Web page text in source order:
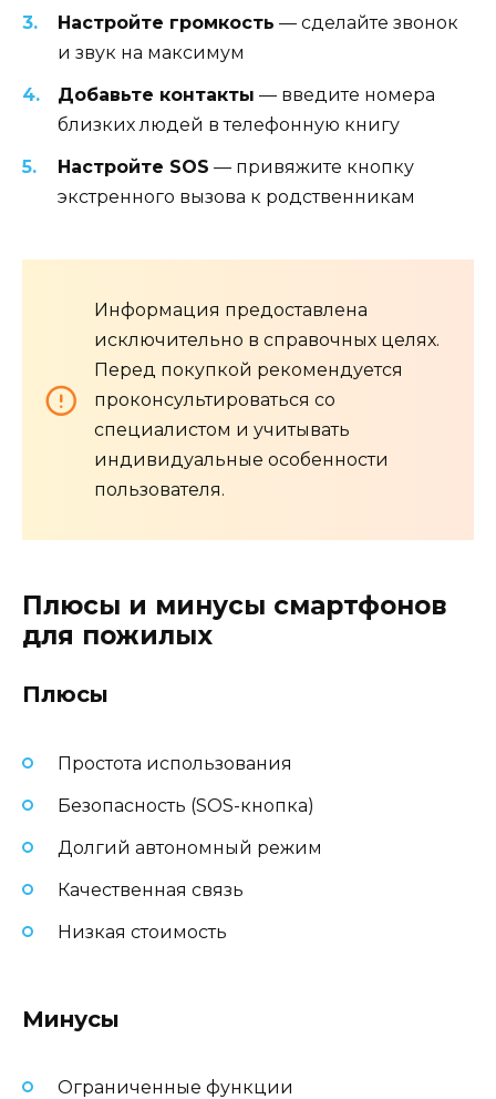
Настройте громкость — сделайте звонок
и звук на максимум
Добавьте контакты — введите номера
близких людей в телефонную книгу
Настройте SOS — привяжите кнопку
экстренного вызова к родственникам
Информация предоставлена
исключительно в справочных целях.
Перед покупкой рекомендуется
проконсультироваться со
специалистом и учитывать
индивидуальные особенности
пользователя.
Плюсы и минусы смартфонов
для пожилых
Плюсы
Простота использования
Безопасность (SOS-кнопка)
Долгий автономный режим
Качественная связь
Низкая стоимость
Минусы
Ограниченные функции